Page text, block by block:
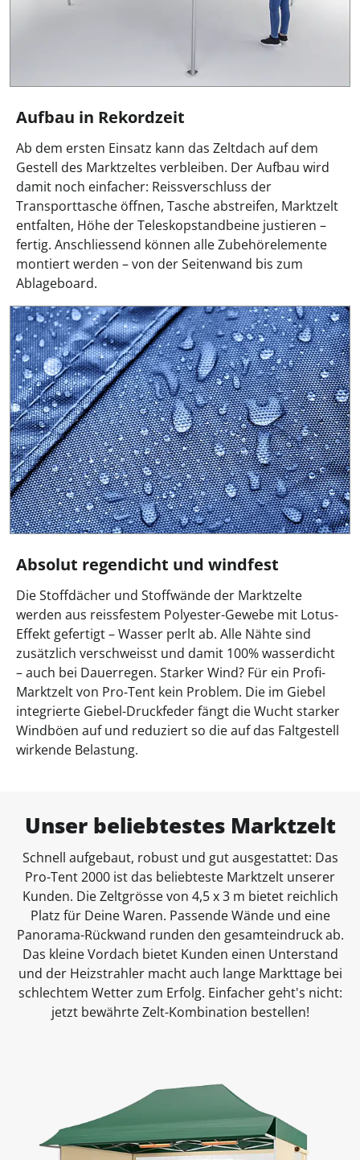
Aufbau in Rekordzeit
Ab dem ersten Einsatz kann das Zeltdach auf dem
Gestell des Marktzeltes verbleiben. Der Aufbau wird
damit noch einfacher: Reissverschluss der
Transporttasche öffnen, Tasche abstreifen, Marktzelt
entfalten, Höhe der Teleskopstandbeine justieren –
fertig. Anschliessend können alle Zubehörelemente
montiert werden – von der Seitenwand bis zum
Ablageboard.
Absolut regendicht und windfest
Die Stoffdächer und Stoffwände der Marktzelte
werden aus reissfestem Polyester-Gewebe mit Lotus-
Effekt gefertigt – Wasser perlt ab. Alle Nähte sind
zusätzlich verschweisst und damit 100% wasserdicht
– auch bei Dauerregen. Starker Wind? Für ein Profi-
Marktzelt von Pro‑Tent kein Problem. Die im Giebel
integrierte Giebel-Druckfeder fängt die Wucht starker
Windböen auf und reduziert so die auf das Faltgestell
wirkende Belastung.
Unser beliebtestes Marktzelt
Schnell aufgebaut, robust und gut ausgestattet: Das
Pro-Tent 2000 ist das beliebteste Marktzelt unserer
Kunden. Die Zeltgrösse von 4,5 x 3 m bietet reichlich
Platz für Deine Waren. Passende Wände und eine
Panorama-Rückwand runden den gesamteindruck ab.
Das kleine Vordach bietet Kunden einen Unterstand
und der Heizstrahler macht auch lange Markttage bei
schlechtem Wetter zum Erfolg. Einfacher geht's nicht:
jetzt bewährte Zelt-Kombination bestellen!